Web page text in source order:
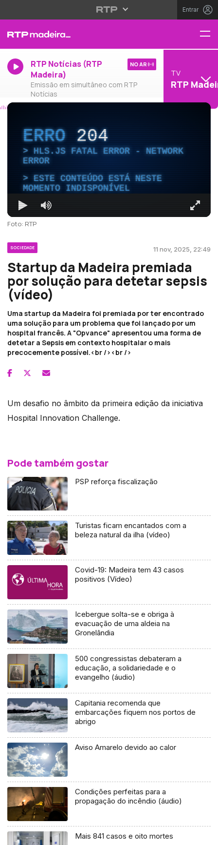
Entrar
RTP Notícias (RTP
Madeira)
Emissão em simultâneo com RTP
Notícias
NO AR
TV
RTP
ERRO204
HLS.JS FATAL ERROR - NETWORK
ERROR
ESTE CONTEÚDO ESTÁ NESTE
MOMENTO INDISPONÍVEL
Foto: RTP
SOCIEDADE 11 nov, 2025, 22:49
Startup da Madeira premiada
por solução para detetar sepsis
(vídeo)
Uma startup da Madeira foi premiada por ter encontrado
uma solução para um problema que foi lançado por um
hospital francês. A "Opvance" apresentou uma forma de
detetar a Sepsis em contexto hospitalar o mais
precocemente possível.<br /><br />
Um desafio no âmbito da primeira edição da iniciativa
Hospital Innovation Challenge.
Pode também gostar
PSP reforça fiscalização
Turistas ficam encantados com a
beleza natural da ilha (vídeo)
Covid-19: Madeira tem 43 casos
positivos (Vídeo)
Icebergue solta-se e obriga à
evacuação de uma aldeia na
Gronelândia
500 congressistas debateram a
educação, a solidariedade e o
evangelho (áudio)
Capitania recomenda que
embarcações fiquem nos portos de
abrigo
Aviso Amarelo devido ao calor
Condições perfeitas para a
propagação do incêndio (áudio)
Mais 841 casos e oito mortes